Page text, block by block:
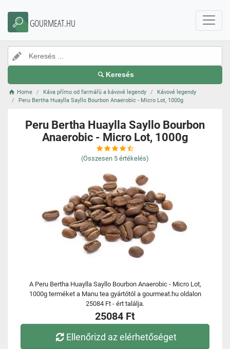
GOURMEAT.HU
Keresés
Home Káva přímo od farmářů a kávové legendy
Kávové legendy
Peru Bertha Huaylla Sayllo Bourbon Anaerobic - Micro Lot, 1000g
Peru Bertha Huaylla Sayllo Bourbon
Anaerobic - Micro Lot, 1000g
(Összesen 5 értékelés)
A Peru Bertha Huaylla Sayllo Bourbon Anaerobic - Micro Lot,
1000g terméket a Manu tea gyártótól a gourmeat.hu oldalon
25084 Ft - ért találja.
25084 Ft
Ellenőrizd az elérhetőséget